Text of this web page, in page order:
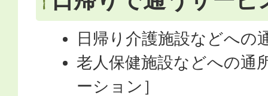
日帰り介護施設などへの
老人保健施設などへの通
ーション］